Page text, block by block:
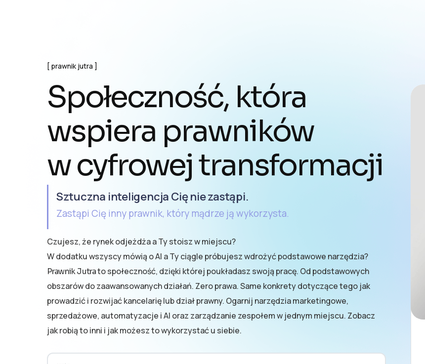
prawnik jutra
Społeczność, która
wspiera prawników
w cyfrowej transformacji
Sztuczna inteligencja Cię nie zastąpi.
Zastąpi Cię inny prawnik, który mądrze ją wykorzysta.
Czujesz, że rynek odjeżdża a Ty stoisz w miejscu?
W dodatku wszyscy mówią o AI a Ty ciągle próbujesz wdrożyć podstawowe narzędzia?
Prawnik Jutrato społeczność, dzięki której poukładasz swoją pracę. Od podstawowych
obszarów do zaawansowanych działań. Zero prawa. Same konkrety dotyczące tego jak
prowadzić i rozwijać kancelarię lub dział prawny. Ogarnij narzędzia marketingowe,
sprzedażowe, automatyzacje i AI oraz zarządzanie zespołem w jednym miejscu. Zobacz
jak robią to inni i jak możesz to wykorzystać u siebie.